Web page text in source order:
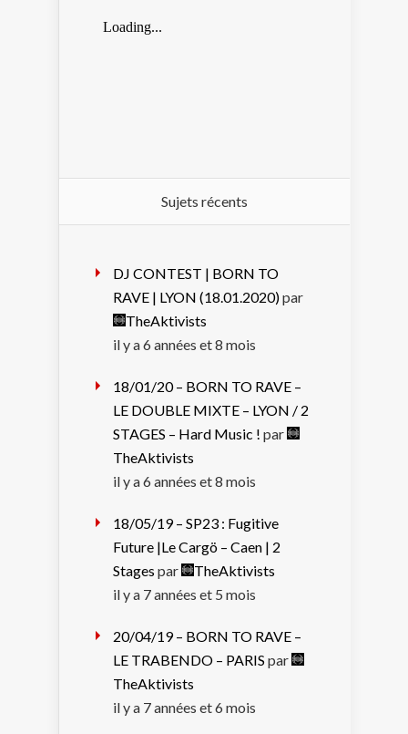
Sujets récents
DJ CONTEST | BORN TO
RAVE | LYON (18.01.2020)par
TheAktivists
il y a 6 années et 8 mois
18/01/20 – BORN TO RAVE –
LE DOUBLE MIXTE – LYON / 2
STAGES – Hard Music ! par
TheAktivists
il y a 6 années et 8 mois
18/05/19 – SP23 : Fugitive
Future |Le Cargö – Caen | 2
Stages par
TheAktivists
il y a 7 années et 5 mois
20/04/19 – BORN TO RAVE –
LE TRABENDO – PARIS par
TheAktivists
il y a 7 années et 6 mois